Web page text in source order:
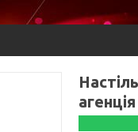
агенція